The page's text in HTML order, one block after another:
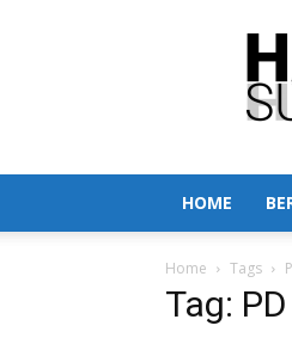
HOME
Home Tags
Tag: